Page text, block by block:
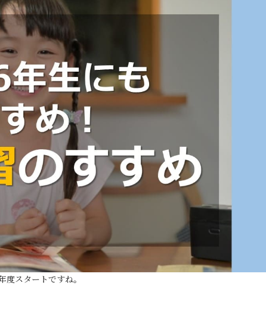
スタートですね。